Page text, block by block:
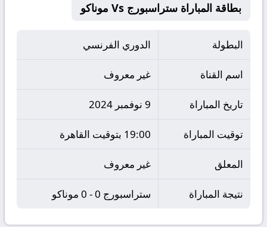
بطاقة المباراة ستراسبورج Vs موناكو
البطولة الدوري الفرنسي
اسم القناة غير معروف
تاريخ المباراة 9 نوفمبر 2024
توقيت المباراة 19:00 بتوقيت القاهرة
المعلق غير معروف
نتيجة المباراة ستراسبورج 0 - 0 موناكو